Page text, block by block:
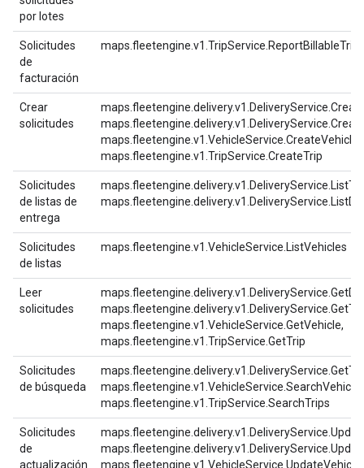
por lotes
Solicitudes
de
facturación
maps.fleetengine.v1.TripService.ReportBillableTrip
Crear
solicitudes
maps.fleetengine.v1.VehicleService.CreateVehicle,
maps.fleetengine.v1.TripService.CreateTrip
Solicitudes
de listas de
entrega
Solicitudes
de listas
maps.fleetengine.v1.VehicleService.ListVehicles
Leer
solicitudes
maps.fleetengine.v1.VehicleService.GetVehicle,
maps.fleetengine.v1.TripService.GetTrip
Solicitudes
de búsqueda
maps.fleetengine.v1.TripService.SearchTrips
Solicitudes
de
actualización
maps.fleetengine.v1.VehicleService.UpdateVehicle,